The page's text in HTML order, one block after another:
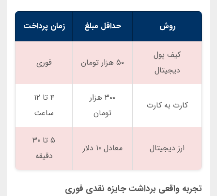
روش حداقل مبلغ زمان پرداخت
کیف پول
دیجیتال
۵۰ هزار تومان فوری
کارت به کارت
۳۰۰ هزار
تومان
۴ تا ۱۲
ساعت
ارز دیجیتال معادل ۱۰ دلار
۵ تا ۳۰
دقیقه
تجربه واقعی برداشت جایزه نقدی فوری